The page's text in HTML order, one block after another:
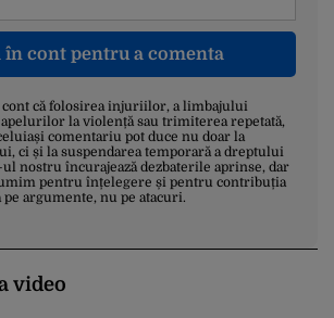
cont pentru a comenta
cont că folosirea injuriilor, a limbajului
la violență sau trimiterea repetată,
comentariu pot duce nu doar la
ci și la suspendarea temporară a dreptului
ul nostru încurajează dezbaterile aprinse, dar
pentru înțelegere și pentru contribuția
pe argumente, nu pe atacuri.
video